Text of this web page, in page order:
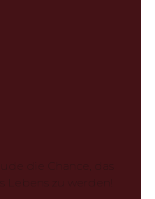
die Chance, das
Lebens zu werden!